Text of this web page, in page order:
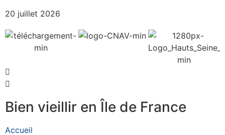
20 juillet 2026
Bien vieillir en Île de France
Accueil